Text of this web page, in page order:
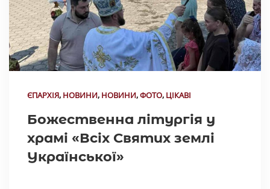
ЄПАРХІЯ, НОВИНИ, НОВИНИ,ФОТО, ЦІКАВІ
Божественна літургія у
храмі «Всіх Святих землі
Української»